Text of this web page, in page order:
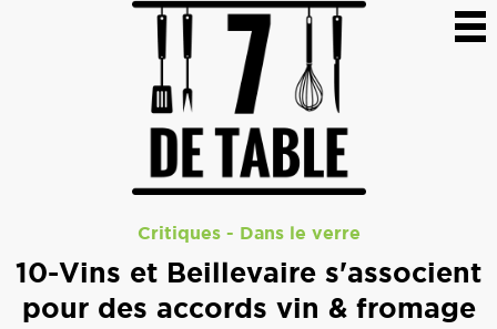
Critiques- Dans le verre
10-Vins et Beillevaire s'associent
pour des accords vin & fromage